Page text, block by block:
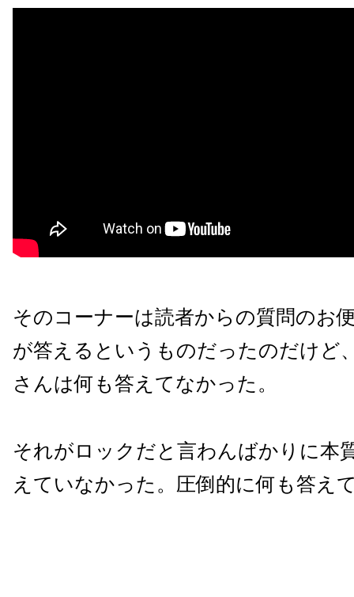
そのコーナーは読者からの質問のお
が答えるというものだったのだけど
さんは何も答えてなかった。
それがロックだと言わんばかりに本
えていなかった。圧倒的に何も答え